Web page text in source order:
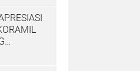
MERAH